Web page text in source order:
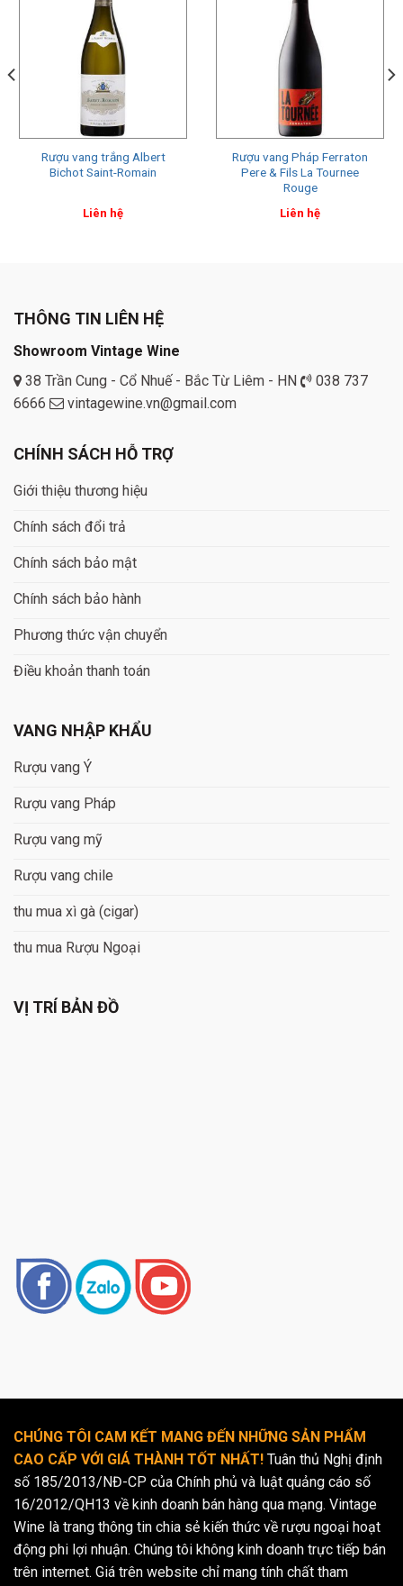
Rượu vang trắng Albert
Bichot Saint-Romain
Liên hệ
Rượu vang Pháp Ferraton
Pere & Fils La Tournee
Rouge
Liên hệ
THÔNG TIN LIÊN HỆ
Showroom Vintage Wine
38 Trần Cung - Cổ Nhuế - Bắc Từ Liêm - HN
038 737
6666
vintagewine.vn@gmail.com
CHÍNH SÁCH HỖ TRỢ
Giới thiệu thương hiệu
Chính sách đổi trả
Chính sách bảo mật
Chính sách bảo hành
Phương thức vận chuyển
Điều khoản thanh toán
VANG NHẬP KHẨU
Rượu vang Ý
Rượu vang Pháp
Rượu vang mỹ
Rượu vang chile
thu mua xì gà (cigar)
thu mua Rượu Ngoại
VỊ TRÍ BẢN ĐỒ
CHÚNG TÔI CAM KẾT MANG ĐẾN NHỮNG SẢN PHẨM
CAO CẤP VỚI GIÁ THÀNH TỐT NHẤT! Tuân thủ Nghị định
số 185/2013/NĐ-CP của Chính phủ và luật quảng cáo số
16/2012/QH13 về kinh doanh bán hàng qua mạng. Vintage
Wine là trang thông tin chia sẻ kiến thức về rượu ngoại hoạt
động phi lợi nhuận. Chúng tôi không kinh doanh trực tiếp bán
trên internet. Giá trên website chỉ mang tính chất tham